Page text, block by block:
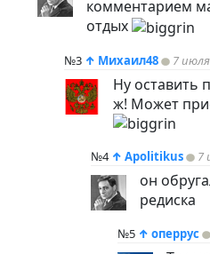
комментарием
отдых
№3 ↑ Михаил48 7
Ну оставить
ж! Может
№4 ↑ Apolitikus 7
он
редиска
№5 ↑ оперрус